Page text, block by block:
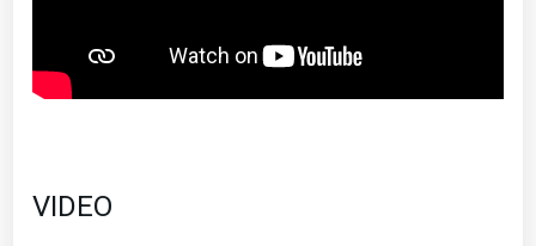
VIDEO